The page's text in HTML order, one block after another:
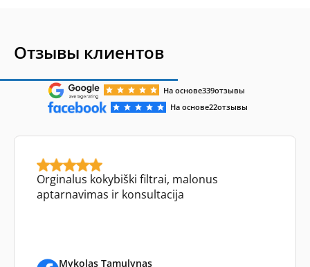
Отзывы клиентов
На основе339отзывы
На основе22отзывы
Orginalus kokybiški filtrai, malonus
aptarnavimas ir konsultacija
Mykolas Tamulynas